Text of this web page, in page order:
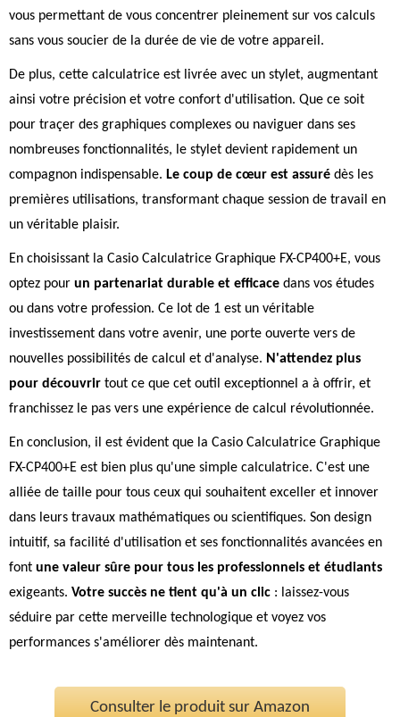
vous permettant de vous concentrer pleinement sur vos calculs
sans vous soucier de la durée de vie de votre appareil.
De plus, cette calculatrice est livrée avec un stylet, augmentant
ainsi votre précision et votre confort d'utilisation. Que ce soit
pour traçer des graphiques complexes ou naviguer dans ses
nombreuses fonctionnalités, le stylet devient rapidement un
compagnon indispensable. Le coup de cœur est assuré dès les
premières utilisations, transformant chaque session de travail en
un véritable plaisir.
En choisissant la Casio Calculatrice Graphique FX-CP400+E, vous
optez pour un partenariat durable et efficace dans vos études
ou dans votre profession. Ce lot de 1 est un véritable
investissement dans votre avenir, une porte ouverte vers de
nouvelles possibilités de calcul et d'analyse. N'attendez plus
pour découvrir tout ce que cet outil exceptionnel a à offrir, et
franchissez le pas vers une expérience de calcul révolutionnée.
En conclusion, il est évident que la Casio Calculatrice Graphique
FX-CP400+E est bien plus qu'une simple calculatrice. C'est une
alliée de taille pour tous ceux qui souhaitent exceller et innover
dans leurs travaux mathématiques ou scientifiques. Son design
intuitif, sa facilité d'utilisation et ses fonctionnalités avancées en
font une valeur sûre pour tous les professionnels et étudiants
exigeants. Votre succès ne tient qu'à un clic : laissez-vous
séduire par cette merveille technologique et voyez vos
performances s'améliorer dès maintenant.
Consulter le produit sur Amazon